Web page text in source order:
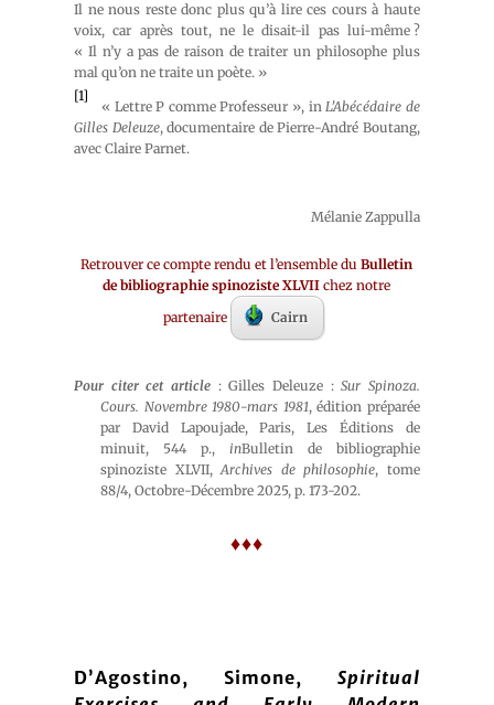
Il ne nous reste donc plus qu’à lire ces cours à haute
voix, car après tout, ne le disait-il pas lui-même ?
« Il n’y a pas de raison de traiter un philosophe plus
mal qu’on ne traite un poète. »
[1]
« Lettre P comme Professeur », inL’Abécédaire de
Gilles Deleuze, documentaire de Pierre-André Boutang,
avec Claire Parnet.
Mélanie Zappulla
Retrouver ce compte rendu et l’ensemble duBulletin
de bibliographie spinoziste XLVIIchez notre
partenaire
Cairn
Pour citer cet article : Gilles Deleuze :Sur Spinoza.
Cours. Novembre 1980-mars 1981, édition préparée
par David Lapoujade, Paris, Les Éditions de
minuit, 544 p., inBulletin de bibliographie
spinoziste XLVII,Archives de philosophie, tome
88/4, Octobre-Décembre 2025, p. 173-202.
♦♦♦
D’Agostino, Simone, Spiritual